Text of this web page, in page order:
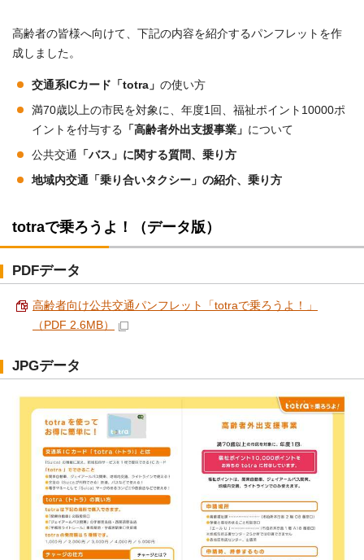
高齢者の皆様へ向けて、下記の内容を紹介するパンフレットを作
成しました。
交通系ICカード「totra」 の使い方
満70歳以上の市民を対象に、年度1回、福祉ポイント10000ポ
イントを付与する
「高齢者外出支援事業」 について
公共交通 「バス」に関する質問、乗り方
地域内交通「乗り合いタクシー」の紹介、乗り方
totraで乗ろうよ！（データ版）
PDFデータ
高齢者向け公共交通パンフレット「totraで乗ろうよ！」
（PDF 2.6MB）
JPGデータ